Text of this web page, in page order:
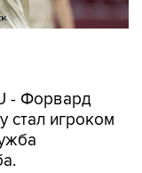
- Форвард
стал игроком